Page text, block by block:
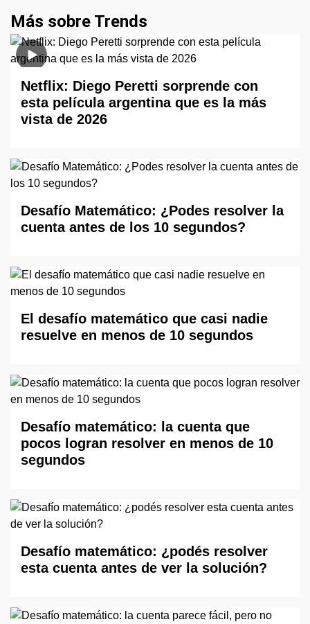
Más sobre Trends
Netflix: Diego Peretti sorprende con
esta película argentina que es la más
vista de 2026
Desafío Matemático: ¿Podes resolver la
cuenta antes de los 10 segundos?
El desafío matemático que casi nadie
resuelve en menos de 10 segundos
Desafío matemático: la cuenta que
pocos logran resolver en menos de 10
segundos
Desafío matemático: ¿podés resolver
esta cuenta antes de ver la solución?